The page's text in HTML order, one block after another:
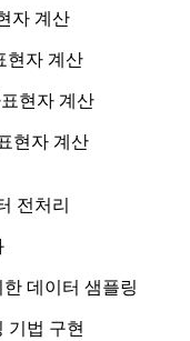
자 계산
자 계산
현자 계산
현자 계산
전처리
데이터 샘플링
법 구현